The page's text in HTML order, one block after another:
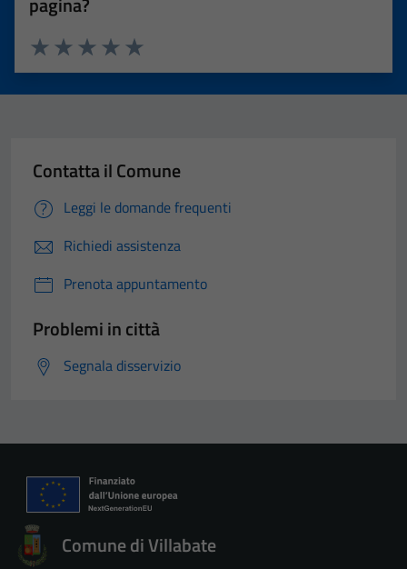
Valuta 5 stelle su 5
Valuta 4 stelle su 5
Valuta 3 stelle su 5
Valuta 2 stelle su 5
Valuta 1 stelle su 5
Contatta il Comune
Leggi le domande frequenti
Richiedi assistenza
Prenota appuntamento
Problemi in città
Segnala disservizio
Comune di Villabate